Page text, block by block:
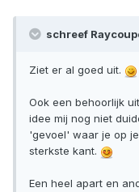
schreef
Ziet er al goed uit.
Ook een behoorlijk
idee mij nog niet
'gevoel' waar je op
sterkste kant.
Een heel apart en